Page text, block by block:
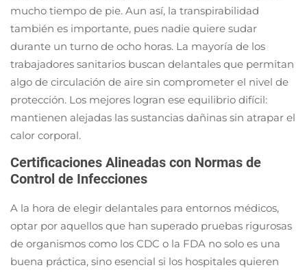
mucho tiempo de pie. Aun así, la transpirabilidad
también es importante, pues nadie quiere sudar
durante un turno de ocho horas. La mayoría de los
trabajadores sanitarios buscan delantales que permitan
algo de circulación de aire sin comprometer el nivel de
protección. Los mejores logran ese equilibrio difícil:
mantienen alejadas las sustancias dañinas sin atrapar el
calor corporal.
Certificaciones Alineadas con Normas de
Control de Infecciones
A la hora de elegir delantales para entornos médicos,
optar por aquellos que han superado pruebas rigurosas
de organismos como los CDC o la FDA no solo es una
buena práctica, sino esencial si los hospitales quieren